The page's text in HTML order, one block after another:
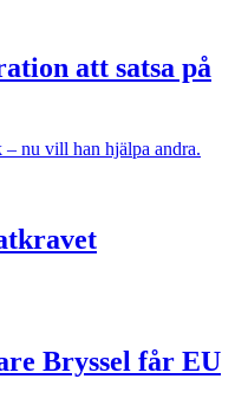
att satsa på
nu vill han hjälpa andra.
Bryssel får EU